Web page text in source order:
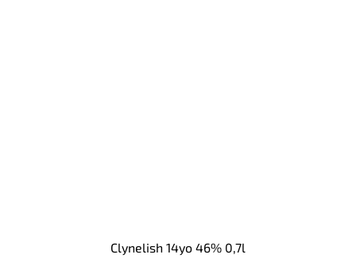
Clynelish 14yo 46% 0,7l